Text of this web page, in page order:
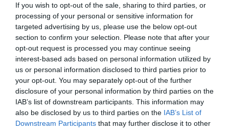
If you wish to opt-out of the sale, sharing to third parties, or
processing of your personal or sensitive information for
targeted advertising by us, please use the below opt-out
section to confirm your selection. Please note that after your
opt-out request is processed you may continue seeing
interest-based ads based on personal information utilized by
us or personal information disclosed to third parties prior to
your opt-out. You may separately opt-out of the further
disclosure of your personal information by third parties on the
IAB’s list of downstream participants. This information may
also be disclosed by us to third parties on the IAB’s List of
Downstream Participants that may further disclose it to other
07.08.2026 | 08:02
Οι ρωσικές δυνάμεις απέχουν μόλις 5 χλμ.
από Σλαβιάνσκ και Κραματόρσκ στο Ντονέτσκ